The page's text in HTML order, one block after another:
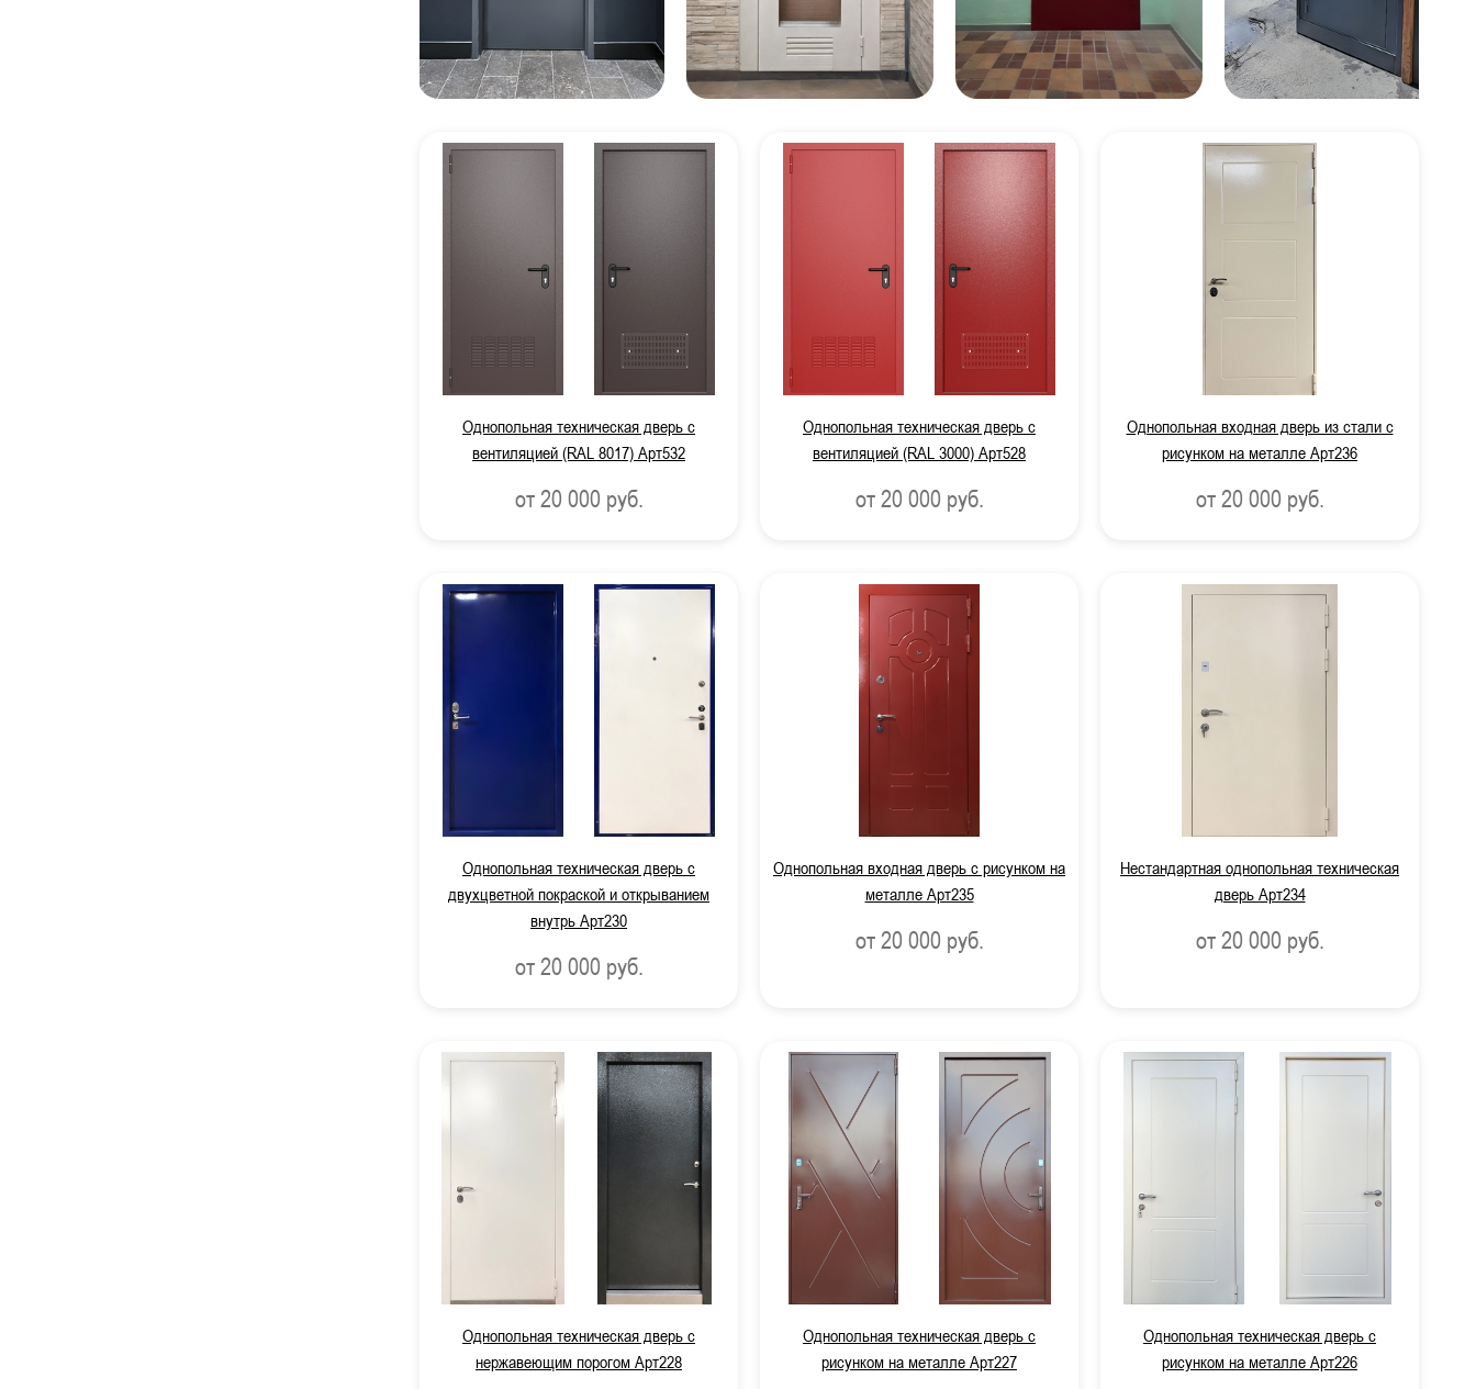
цену цену цену цену
Однопольная техническая дверь с
вентиляцией (RAL 8017) Арт532
от 20 000 руб.
Однопольная техническая дверь с
вентиляцией (RAL 3000) Арт528
от 20 000 руб.
Однопольная входная дверь из стали с
рисунком на металле Арт236
от 20 000 руб.
Однопольная техническая дверь с
двухцветной покраской и открыванием
внутрь Арт230
от 20 000 руб.
Однопольная входная дверь с рисунком на
металле Арт235
от 20 000 руб.
Нестандартная однопольная техническая
дверь Арт234
от 20 000 руб.
Однопольная техническая дверь с
нержавеющим порогом Арт228
Однопольная техническая дверь с
рисунком на металле Арт227
Однопольная техническая дверь с
рисунком на металле Арт226